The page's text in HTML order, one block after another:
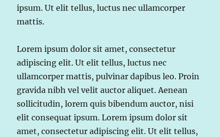
ipsum. Ut elit tellus, luctus nec ullamcorper
mattis.
Lorem ipsum dolor sit amet, consectetur
adipiscing elit. Ut elit tellus, luctus nec
ullamcorper mattis, pulvinar dapibus leo. Proin
gravida nibh vel velit auctor aliquet. Aenean
sollicitudin, lorem quis bibendum auctor, nisi
elit consequat ipsum. Lorem ipsum dolor sit
amet, consectetur adipiscing elit. Ut elit tellus,